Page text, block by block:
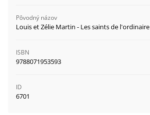
Pôvodný názov
Louis et Zélie Martin - Les saints de l'ordinaire
ISBN
9788071953593
ID
6701